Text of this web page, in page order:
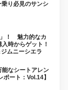
乗り必見のサンシ
」！ 魅力的なカ
時からゲット！
ムニーシエラ
なシートアレン
ート：Vol.14】